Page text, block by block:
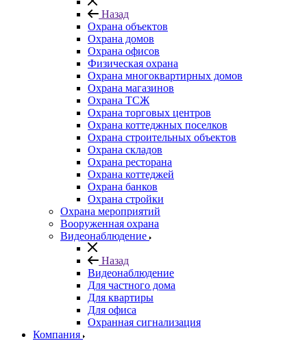
Назад
Охрана объектов
Охрана домов
Охрана офисов
Физическая охрана
Охрана многоквартирных домов
Охрана магазинов
Охрана ТСЖ
Охрана торговых центров
Охрана коттеджных поселков
Охрана строительных объектов
Охрана складов
Охрана ресторана
Охрана коттеджей
Охрана банков
Охрана стройки
Охрана мероприятий
Вооруженная охрана
Видеонаблюдение
Назад
Видеонаблюдение
Для частного дома
Для квартиры
Для офиса
Охранная сигнализация
Компания